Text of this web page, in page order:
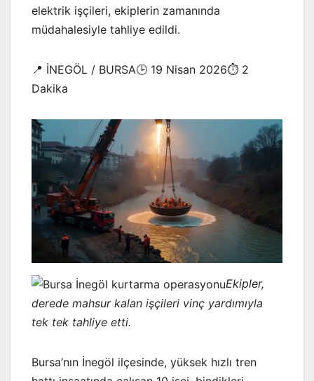
elektrik işçileri, ekiplerin zamanında
müdahalesiyle tahliye edildi.
📍 İNEGÖL / BURSA🕒 19 Nisan 2026⏱️ 2
Dakika
Ekipler,
derede mahsur kalan işçileri vinç yardımıyla
tek tek tahliye etti.
Bursa’nın İnegöl ilçesinde, yüksek hızlı tren